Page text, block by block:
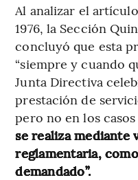
Al analizar el
1976, la Sección
concluyó que esta
“siempre y cuando
Junta Directiva
prestación de
pero no en los
se realiza mediante
reglamentaria,
demandado”.